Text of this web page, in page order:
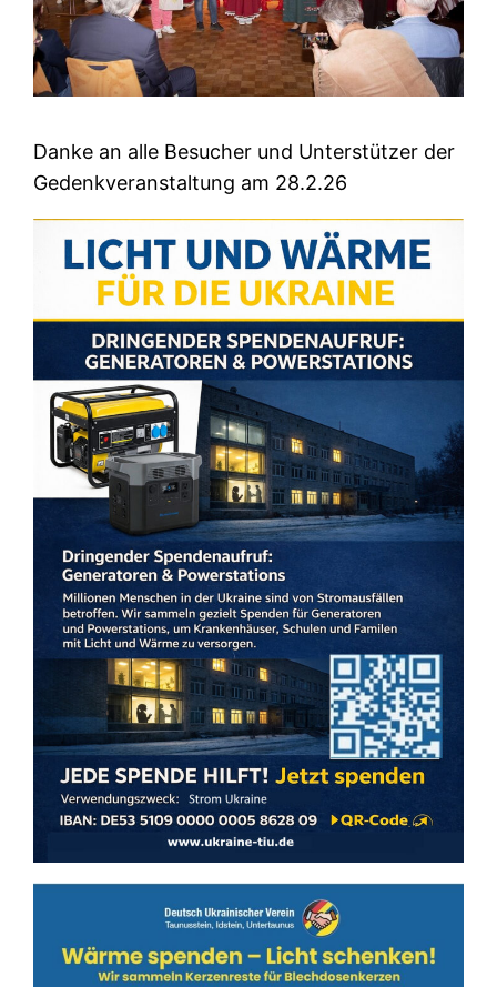
Danke an alle Besucher und Unterstützer der
Gedenkveranstaltung am 28.2.26